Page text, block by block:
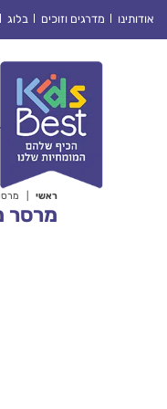
אודותינו מדרגים וזוכים בלוג
ראשי
מרסר